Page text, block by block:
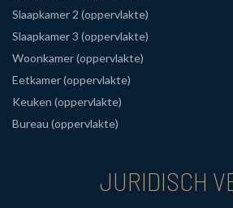
Slaapkamer 2 (oppervlakte)
Slaapkamer 3 (oppervlakte)
Woonkamer (oppervlakte)
Eetkamer (oppervlakte)
Keuken (oppervlakte)
Bureau (oppervlakte)
JURIDISCH